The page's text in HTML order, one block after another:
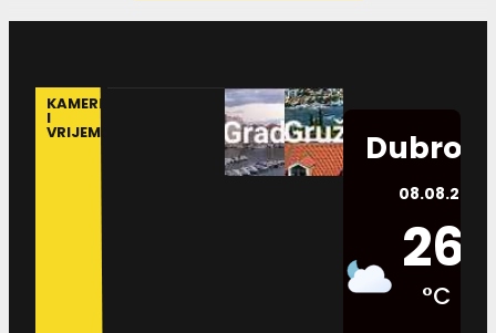
KAMERE
I
VRIJEME
08.08.2026.
26
°C